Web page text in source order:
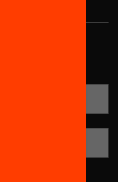
triat Equitat. Rep
per millorar la